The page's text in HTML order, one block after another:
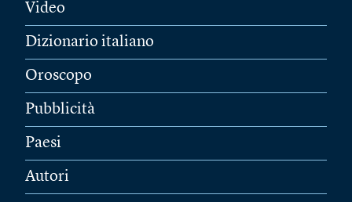
Video
Dizionario italiano
Oroscopo
Pubblicità
Paesi
Autori